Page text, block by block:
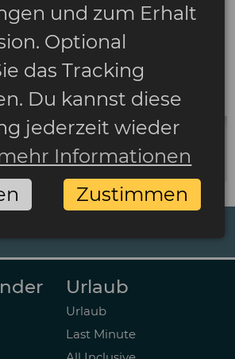
Urlaub
Urlaub
Last Minute
und zum Erhalt
Optional
das Tracking
Du kannst diese
jederzeit wieder
Informationen
Zustimmen